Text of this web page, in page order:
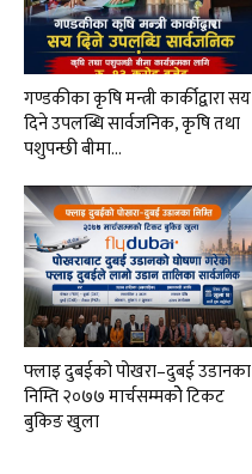
गण्डकीका कृषि मन्त्री कार्कीद्वारा सय
दिने उपलब्धि सार्वजनिक, कृषि तथा
पशुपन्छी बीमा…
फ्लाइ दुबईको पोखरा–दुबई उडानका
निम्ति २०७७ मार्चसम्मकोे टिकट
बुकिङ खुला